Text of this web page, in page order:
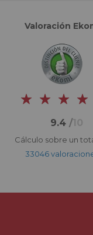
Valoración
9.4 /10
Cálculo sobre un
33046